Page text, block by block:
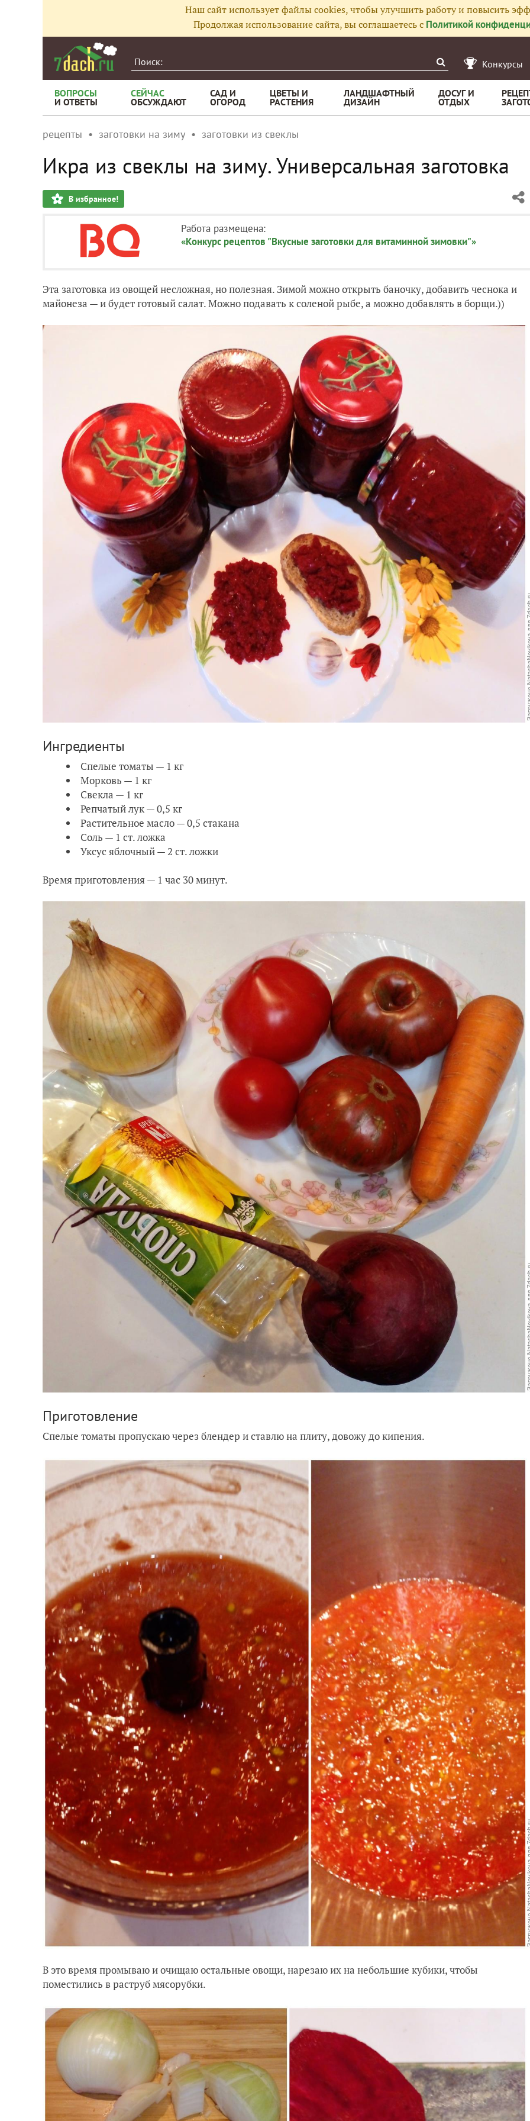
Наш сайт использует файлы cookies, чтобы улучшить работу и повысить
Продолжая использование сайта, вы соглашаетесь с Политикой
Конкурсы
ВОПРОСЫ
И ОТВЕТЫ
СЕЙЧАС
ОБСУЖДАЮТ
САД И
ОГОРОД
ЦВЕТЫ И
РАСТЕНИЯ
ЛАНДШАФТНЫЙ
ДИЗАЙН
ДОСУГ И
ОТДЫХ
рецепты заготовки на зиму заготовки из свеклы
Икра из свеклы на зиму. Универсальная заготовка
В избранное!
Работа размещена:
«Конкурс рецептов "Вкусные заготовки для витаминной зимовки"»
Эта заготовка из овощей несложная, но полезная. Зимой можно открыть баночку, добавить чеснока и
майонеза — и будет готовый салат. Можно подавать к соленой рыбе, а можно добавлять в борщи.))
Ингредиенты
Спелые томаты — 1 кг
Морковь — 1 кг
Свекла — 1 кг
Репчатый лук — 0,5 кг
Растительное масло — 0,5 стакана
Соль — 1 ст. ложка
Уксус яблочный — 2 ст. ложки
Время приготовления — 1 час 30 минут.
Приготовление
Спелые томаты пропускаю через блендер и ставлю на плиту, довожу до кипения.
В это время промываю и очищаю остальные овощи, нарезаю их на небольшие кубики, чтобы
поместились в раструб мясорубки.